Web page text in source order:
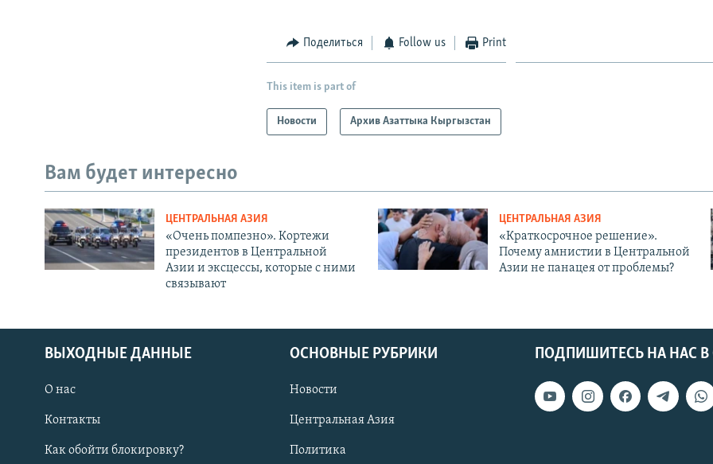
Поделиться Follow us Print
This item is part of
Новости Архив Азаттыка Кыргызстан
Вам будет интересно
ЦЕНТРАЛЬНАЯ АЗИЯ
«Очень помпезно». Кортежи
президентов в Центральной
Азии и эксцессы, которые с ними
связывают
ЦЕНТРАЛЬНАЯ АЗИЯ
«Краткосрочное решение».
Почему амнистии в Центральной
Азии не панацея от проблемы?
ПОДПИШИТЕСЬ НА НАС В
ВЫХОДНЫЕ ДАННЫЕ
О нас
Контакты
Как обойти блокировку?
ОСНОВНЫЕ РУБРИКИ
Новости
Центральная Азия
Политика